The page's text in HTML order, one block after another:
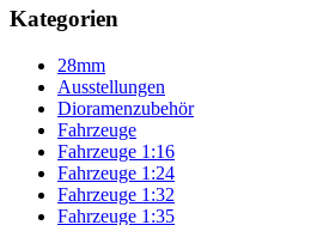
Kategorien
28mm
Ausstellungen
Dioramenzubehör
Fahrzeuge
Fahrzeuge 1:16
Fahrzeuge 1:24
Fahrzeuge 1:32
Fahrzeuge 1:35